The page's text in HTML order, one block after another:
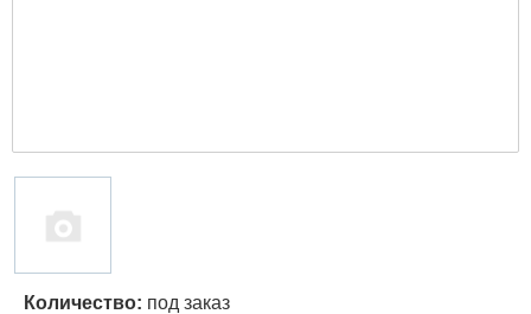
Количество: под заказ